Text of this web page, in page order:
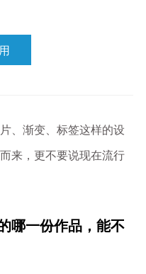
、渐变、标签这样的设
来，更不要说现在流行
哪一份作品，能不